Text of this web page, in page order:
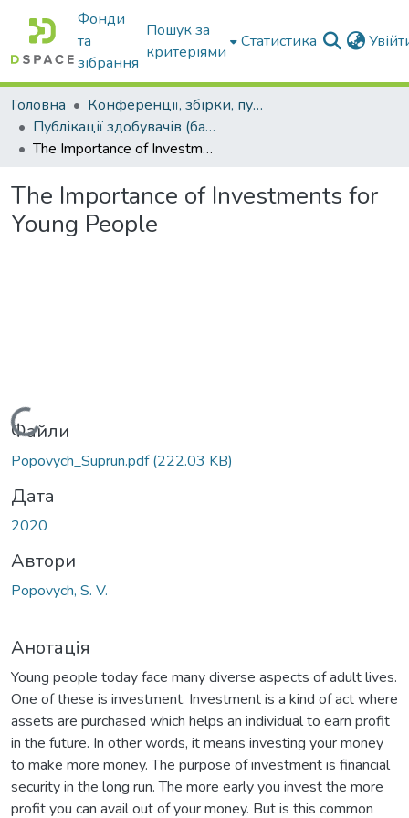
Фонди
та
зібрання
Пошук за
критеріями
Статистика
Головна
Конференції, збірки, публікації молодих вчених і здобувачів : магістрів, бакалаврів, аспірантів.
Публікації здобувачів (бакалаврів. магістрів, аспірантів)
The Importance of Investments for Young People
The Importance of Investments for
Young People
Вантажиться...
Файли
Popovych_Suprun.pdf(222.03 KB)
Дата
2020
Автори
Popovych, S. V.
Анотація
Young people today face many diverse aspects of adult lives.
One of these is investment. Investment is a kind of act where
assets are purchased which helps an individual to earn profit
in the future. In other words, it means investing your money
to make more money. The purpose of investment is financial
security in the long run. The more early you invest the more
profit you can avail out of your money. But is this common